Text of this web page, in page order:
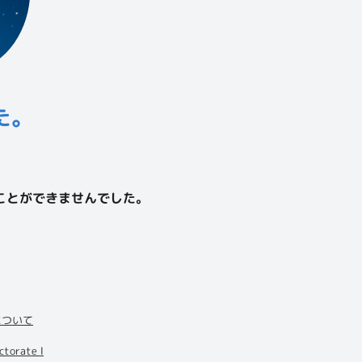
ができませんでした。
いて
Ⅰ